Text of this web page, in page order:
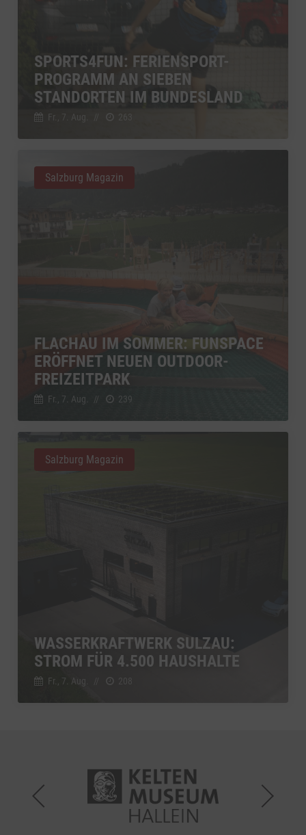
SPORTS4FUN: FERIENSPORT-
PROGRAMM AN SIEBEN
STANDORTEN IM BUNDESLAND
Fr., 7. Aug. 263
FLACHAU IM SOMMER: FUNSPACE
ERÖFFNET NEUEN OUTDOOR-
FREIZEITPARK
Fr., 7. Aug. // 239
Salzburg Magazin
WASSERKRAFTWERK SULZAU:
STROM FÜR 4.500 HAUSHALTE
Fr., 7. Aug.
Salzburg Magazin